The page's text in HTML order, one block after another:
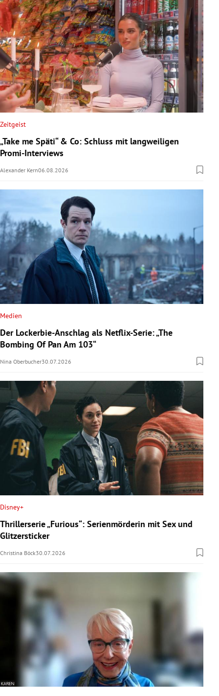
Zeitgeist
„Take me Späti“ & Co: Schluss mit langweiligen
Promi-Interviews
Alexander Kern06.08.2026
Medien
Der Lockerbie-Anschlag als Netflix-Serie: „The
Bombing Of Pan Am 103“
Nina Oberbucher30.07.2026
Disney+
Thrillerserie „Furious“: Serienmörderin mit Sex und
Glitzersticker
Christina Böck30.07.2026